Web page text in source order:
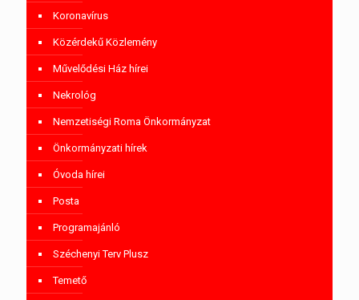
Koronavírus
Közérdekű Közlemény
Művelődési Ház hírei
Nekrológ
Nemzetiségi Roma Önkormányzat
Önkormányzati hírek
Óvoda hírei
Posta
Programajánló
Széchenyi Terv Plusz
Temető